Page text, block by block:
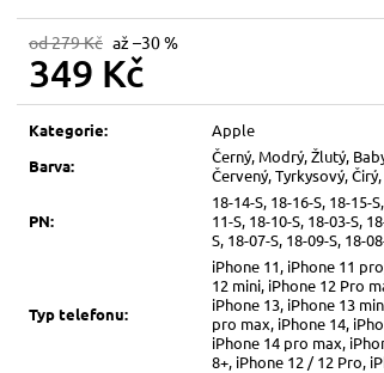
od 279 Kč až –30 %
349 Kč
Měrná
cena:
Kategorie:
Apple
Barva:
Černý, Modrý, Žlutý,
Červený, Tyrkysový,
PN:
18-14-S, 18-16-S, 18-15-
11-S, 18-10-S, 18-03-S,
S, 18-07-S, 18-09-S, 18-
Typ telefonu:
iPhone 11, iPhone 11
12 mini, iPhone 12 Pro
iPhone 13, iPhone 13
pro max, iPhone 14,
iPhone 14 pro max,
8+, iPhone 12 / 12 Pro,